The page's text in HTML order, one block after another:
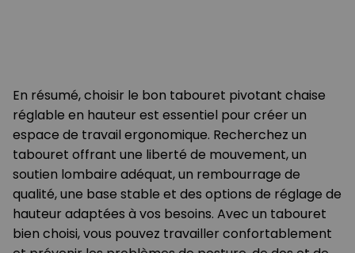
En résumé, choisir le bon tabouret pivotant chaise
réglable en hauteur est essentiel pour créer un
espace de travail ergonomique. Recherchez un
tabouret offrant une liberté de mouvement, un
soutien lombaire adéquat, un rembourrage de
qualité, une base stable et des options de réglage de
hauteur adaptées à vos besoins. Avec un tabouret
bien choisi, vous pouvez travailler confortablement